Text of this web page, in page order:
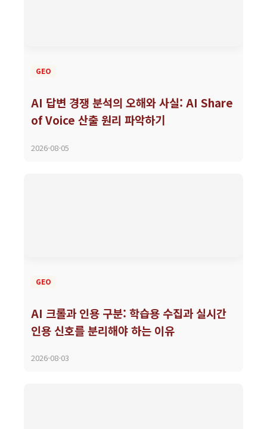
GEO
AI 답변 경쟁 분석의 오해와 사실: AI Share
of Voice 산출 원리 파악하기
2026-08-05
GEO
AI 크롤과 인용 구분: 학습용 수집과 실시간
인용 신호를 분리해야 하는 이유
2026-08-03